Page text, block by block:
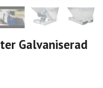
Galvaniserad